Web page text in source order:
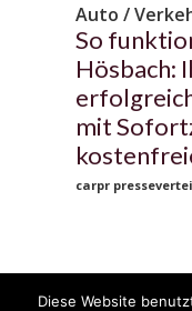
Auto /
So
Hösbach:
mit
carpr
Diese Website